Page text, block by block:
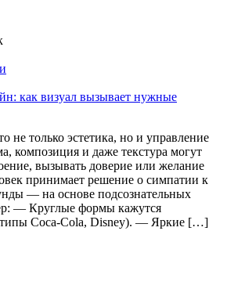
как визуал вызывает нужные
только эстетика, но и управление
композиция и даже текстура могут
вызывать доверие или желание
принимает решение о симпатии к
— на основе подсознательных
— Круглые формы кажутся
Coca-Cola, Disney). — Яркие […]